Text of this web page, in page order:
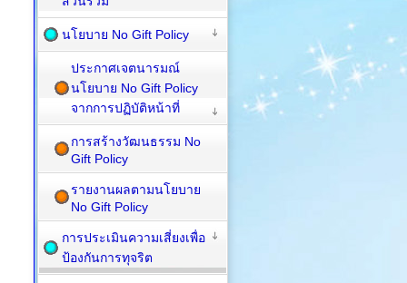
นโยบาย No Gift Policy
ประกาศเจตนารมณ์
นโยบาย No Gift Policy
จากการปฏิบัติหน้าที่
การสร้างวัฒนธรรม No
Gift Policy
รายงานผลตามนโยบาย
No Gift Policy
การประเมินความเสี่ยงเพื่อ
ป้องกันการทุจริต